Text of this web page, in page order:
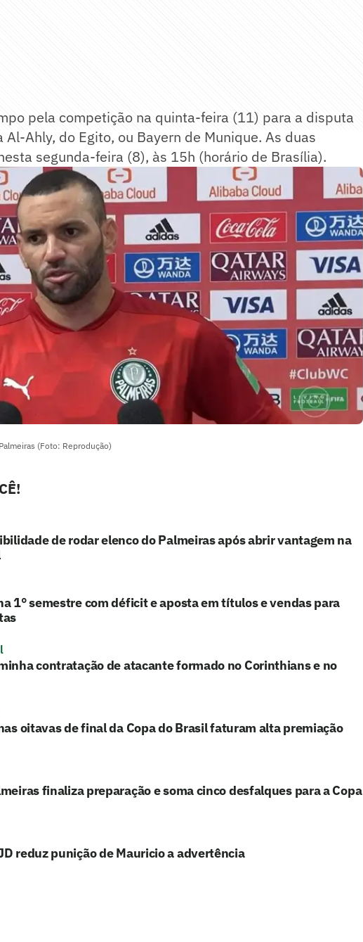
pela competição na quinta-feira (11) para a disputa
Ahly, do Egito, ou Bayern de Munique. As duas
segunda-feira (8), às 15h (horário de Brasília).
(Foto: Reprodução)
de rodar elenco do Palmeiras após abrir vantagem na
1° semestre com déficit e aposta em títulos e vendas para
contratação de atacante formado no Corinthians e no
oitavas de final da Copa do Brasil faturam alta premiação
finaliza preparação e soma cinco desfalques para a Copa
reduz punição de Mauricio a advertência